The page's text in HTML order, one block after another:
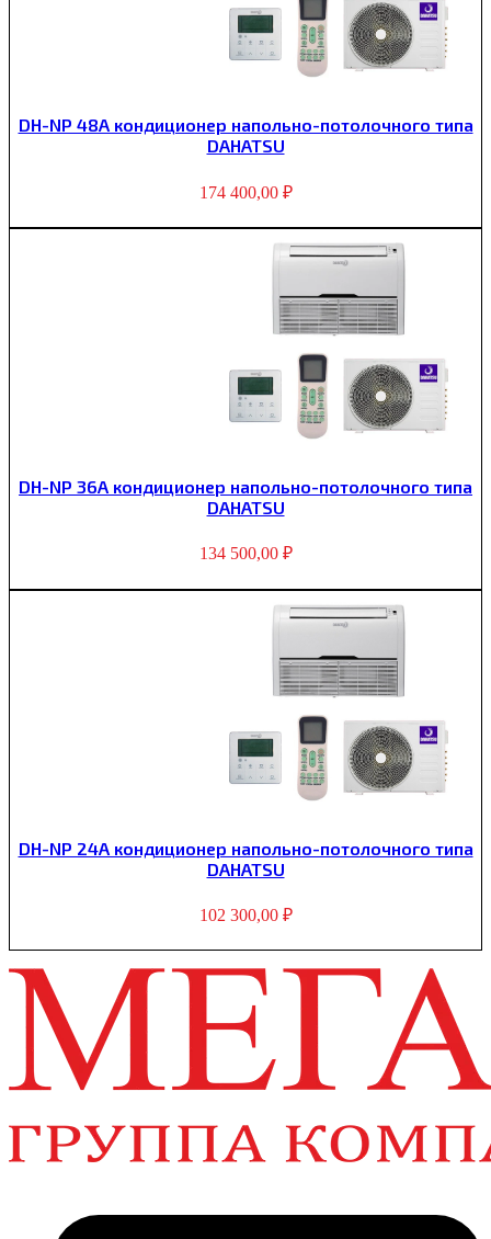
DH-NP 48A кондиционер напольно-потолочного типа
DAHATSU
174 400,00 ₽
DH-NP 36A кондиционер напольно-потолочного типа
DAHATSU
134 500,00 ₽
DH-NP 24A кондиционер напольно-потолочного типа
DAHATSU
102 300,00 ₽